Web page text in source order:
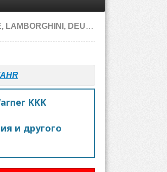
DEUTZ-FAHR, новая
KKK
и другого